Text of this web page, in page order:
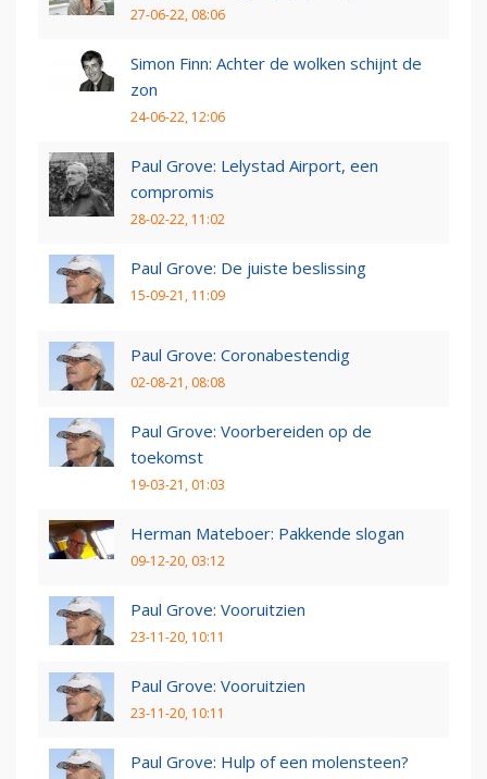
27-06-22, 08:06
Simon Finn: Achter de wolken schijnt de
zon
24-06-22, 12:06
Paul Grove: Lelystad Airport, een
compromis
28-02-22, 11:02
Paul Grove: De juiste beslissing
15-09-21, 11:09
Paul Grove: Coronabestendig
02-08-21, 08:08
Paul Grove: Voorbereiden op de
toekomst
19-03-21, 01:03
Herman Mateboer: Pakkende slogan
09-12-20, 03:12
Paul Grove: Vooruitzien
23-11-20, 10:11
Paul Grove: Vooruitzien
23-11-20, 10:11
Paul Grove: Hulp of een molensteen?